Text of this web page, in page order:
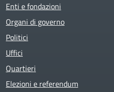
Enti e fondazioni
Organi di governo
Politici
Uffici
Quartieri
Elezioni e referendum